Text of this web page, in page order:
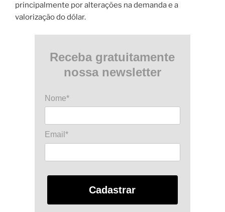
principalmente por alterações na demanda e a
valorização do dólar.
Receba gratuitamente
nossa newsletter
Nome*
Email*
Cadastrar